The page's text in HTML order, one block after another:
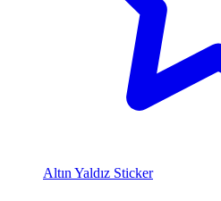
Altın Yaldız Sticker